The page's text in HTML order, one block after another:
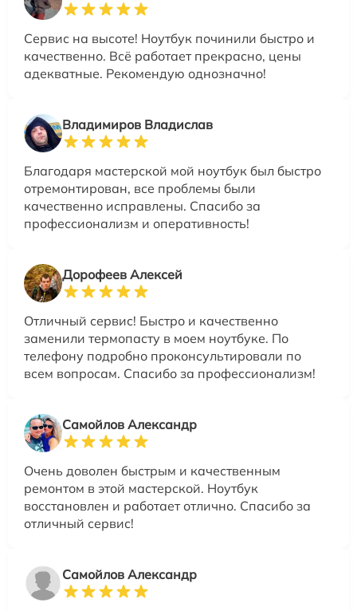
Сервис на высоте! Ноутбук починили быстро и
качественно. Всё работает прекрасно, цены
адекватные. Рекомендую однозначно!
Владимиров Владислав
Благодаря мастерской мой ноутбук был быстро
отремонтирован, все проблемы были
качественно исправлены. Спасибо за
профессионализм и оперативность!
Дорофеев Алексей
Отличный сервис! Быстро и качественно
заменили термопасту в моем ноутбуке. По
телефону подробно проконсультировали по
всем вопросам. Спасибо за профессионализм!
Самойлов Александр
Очень доволен быстрым и качественным
ремонтом в этой мастерской. Ноутбук
восстановлен и работает отлично. Спасибо за
отличный сервис!
Самойлов Александр